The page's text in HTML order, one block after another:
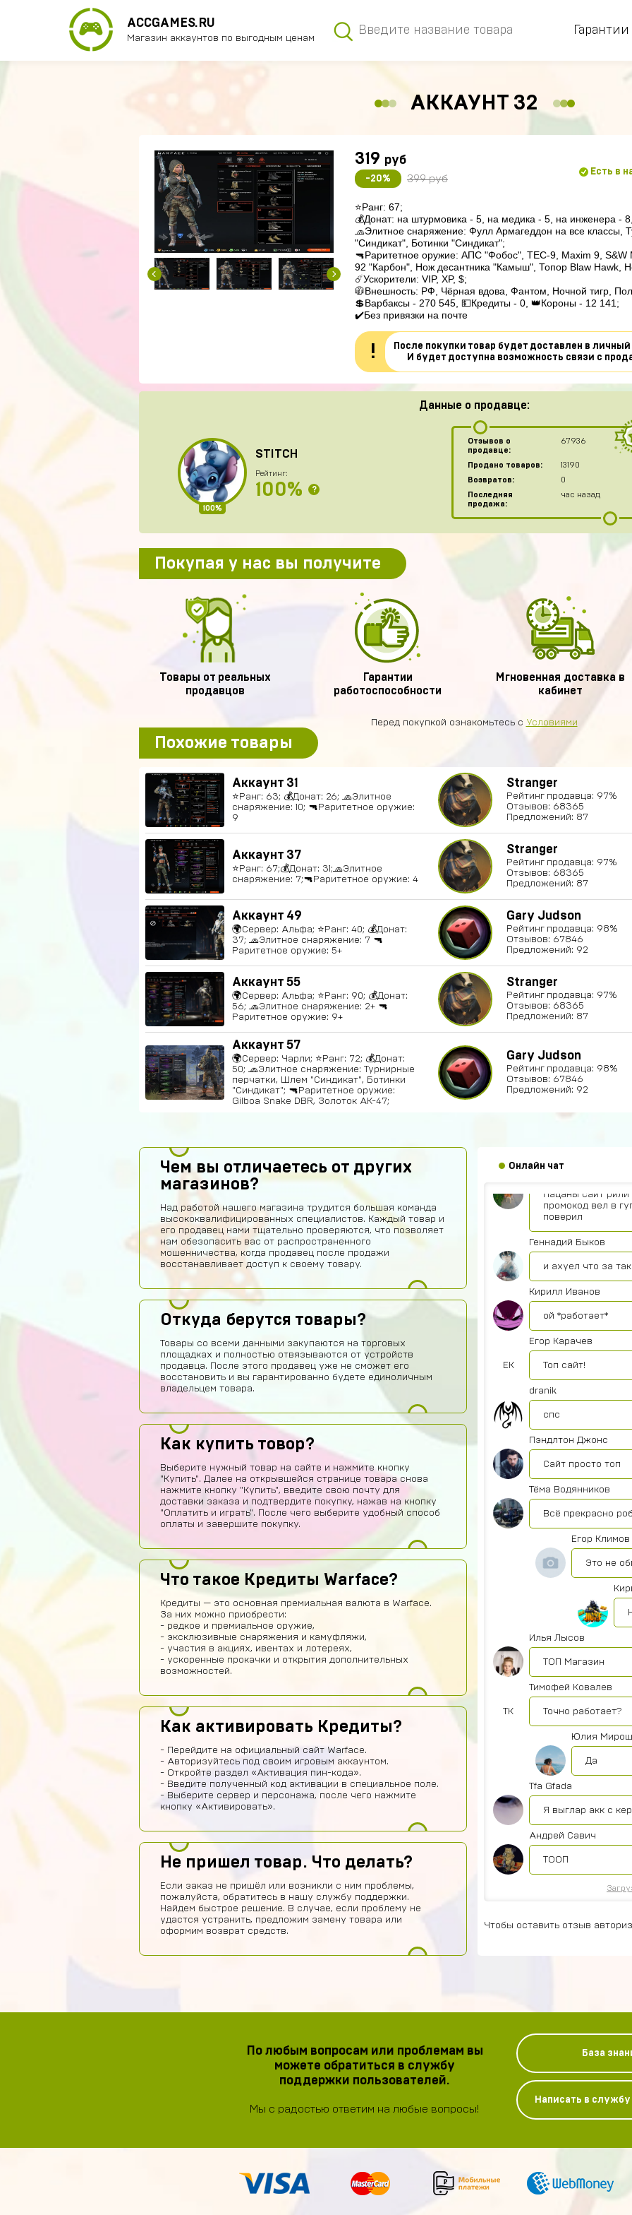
ACCGAMES.RU
Магазин аккаунтов по выгодным ценам
Гарантии
АККАУНТ 32
319 руб
-20% 399 руб
Есть в
⭐️Ранг: 67;
💰Донат: на штурмовика - 5, на медика - 5, на инженера -
🧢Элитное снаряжение: Фулл Армагеддон на все классы,
"Синдикат", Ботинки "Синдикат";
🔫Раритетное оружие: АПС "Фобос", TEC-9, Maxim 9, S&W
92 "Карбон", Нож десантника "Камыш", Топор Blaw Hawk,
☄️Ускорители: VIP, XP, $;
🧥Внешность: РФ, Чёрная вдова, Фантом, Ночной тигр,
💲Варбаксы - 270 545, 💵Кредиты - 0, 👑Короны - 12 141;
✔️Без привязки на почте
!
После покупки товар будет доставлен в личный
И будет доступна возможность связи с
Данные о продавце:
100%
STITCH
Рейтинг:
100% ?
Отзывов о
продавце:
67936
Продано товаров:
13190
Возвратов:
0
Последняя
продажа:
час назад
Покупая у нас вы получите
Товары от реальных
продавцов
Гарантии
работоспособности
Мгновенная доставка в
кабинет
Перед покупкой ознакомьтесь с Условиями
Похожие товары
Аккаунт 31
⭐️Ранг: 63; 💰Донат: 26; 🧢Элитное
снаряжение: 10; 🔫Раритетное оружие:
9
Stranger
Рейтинг продавца: 97%
Отзывов: 68365
Предложений: 87
Аккаунт 37
⭐️Ранг: 67;💰Донат: 31;🧢Элитное
снаряжение: 7;🔫Раритетное оружие: 4
Stranger
Рейтинг продавца: 97%
Отзывов: 68365
Предложений: 87
Аккаунт 49
🌍Сервер: Альфа; ⭐️Ранг: 40; 💰Донат:
37; 🧢Элитное снаряжение: 7 🔫
Раритетное оружие: 5+
Gary Judson
Рейтинг продавца: 98%
Отзывов: 67846
Предложений: 92
Аккаунт 55
🌍Сервер: Альфа; ⭐️Ранг: 90; 💰Донат:
56; 🧢Элитное снаряжение: 2+ 🔫
Раритетное оружие: 9+
Stranger
Рейтинг продавца: 97%
Отзывов: 68365
Предложений: 87
Аккаунт 57
🌍Сервер: Чарли; ⭐️Ранг: 72; 💰Донат:
50; 🧢Элитное снаряжение: Турнирные
перчатки, Шлем "Синдикат", Ботинки
"Синдикат"; 🔫Раритетное оружие:
Gilboa Snake DBR, Золоток АК-47;
Gary Judson
Рейтинг продавца: 98%
Отзывов: 67846
Предложений: 92
Чем вы отличаетесь от других
магазинов?
Над работой нашего магазина трудится большая команда
высококвалифицированных специалистов. Каждый товар и
его продавец нами тщательно проверяются, что позволяет
нам обезопасить вас от распространенного
мошенничества, когда продавец после продажи
восстанавливает доступ к своему товару.
Откуда берутся товары?
Товары со всеми данными закупаются на торговых
площадках и полностью отвязываются от устройств
продавца. После этого продавец уже не сможет его
восстановить и вы гарантированно будете единоличным
владельцем товара.
Как купить товор?
Выберите нужный товар на сайте и нажмите кнопку
"Купить". Далее на открывшейся странице товара снова
нажмите кнопку "Купить", введите свою почту для
доставки заказа и подтвердите покупку, нажав на кнопку
"Оплатить и играть". После чего выберите удобный способ
оплаты и завершите покупку.
Что такое Кредиты Warface?
Кредиты — это основная премиальная валюта в Warface.
За них можно приобрести:
- редкое и премиальное оружие,
- эксклюзивные снаряжения и камуфляжи,
- участия в акциях, ивентах и лотереях,
- ускоренные прокачки и открытия дополнительных
возможностей.
Как активировать Кредиты?
- Перейдите на официальный сайт Warface.
- Авторизуйтесь под своим игровым аккаунтом.
- Откройте раздел «Активация пин-кода».
- Введите полученный код активации в специальное поле.
- Выберите сервер и персонажа, после чего нажмите
кнопку «Активировать».
Не пришел товар. Что делать?
Если заказ не пришёл или возникли с ним проблемы,
пожалуйста, обратитесь в нашу службу поддержки.
Найдем быстрое решение. В случае, если проблему не
удастся устранить, предложим замену товара или
оформим возврат средств.
Онлайн чат
Вроде магаз крутой
Тамерлан Хамраев
Даниил Анисимов
Акк норм
Сябки😘 аккаунт
Всеволод Кожин
Пацаны сайт рили
промокод вел в
поверил
Геннадий Быков
и ахуел что за
Кирилл Иванов
ой *работает*
ЕК
Егор Карачев
Топ сайт!
dranik
спс
Пэндлтон Джонс
Сайт просто топ
Тёма Водянников
Всё прекрасно
Егор Климов
Это не
Илья Лысов
ТОП Магазин
ТК
Тимофей Ковалев
Точно работает?
Юлия
Да
Tfa Gfada
Я выглар акк с
Андрей Савич
ТООП
Чтобы оставить отзыв
По любым вопросам или проблемам вы
можете обратиться в службу
поддержки пользователей.
Мы с радостью ответим на любые вопросы!
База
Написать в